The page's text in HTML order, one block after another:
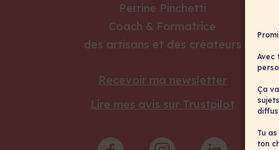
Avec
Ça
Tu
ton
Perrine Pinchetti
Coach & Formatrice
des artisans et des créateurs
Recevoir ma newsletter
Lire mes avis sur Trustpilot